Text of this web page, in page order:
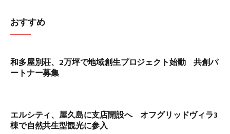
おすすめ
和多屋別荘、2万坪で地域創生プロジェクト始動 共創パ
ートナー募集
エルシティ、屋久島に支店開設へ オフグリッドヴィラ3
棟で自然共生型観光に参入